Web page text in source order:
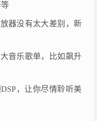
器没有太大差别，新
音乐歌单，比如飙升
，让你尽情聆听美